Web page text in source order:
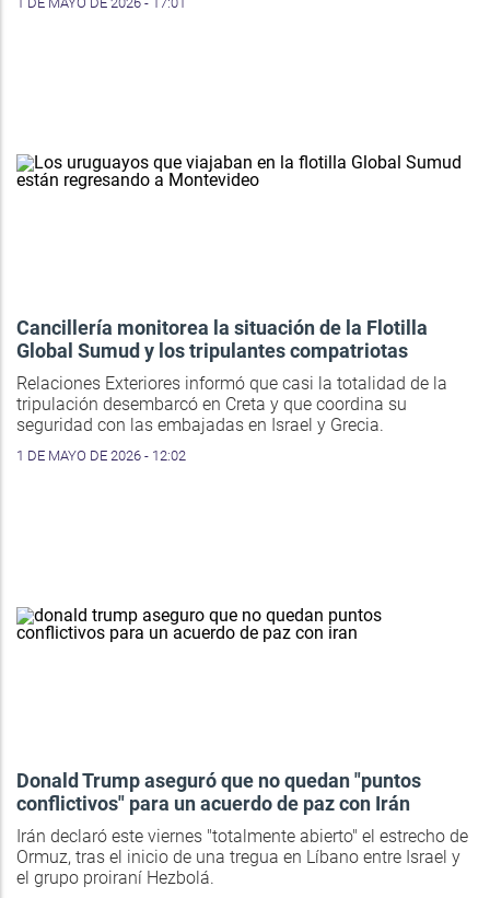
Cancillería monitorea la situación de la Flotilla
Global Sumud y los tripulantes compatriotas
Relaciones Exteriores informó que casi la totalidad de la
tripulación desembarcó en Creta y que coordina su
seguridad con las embajadas en Israel y Grecia.
1 DE MAYO DE 2026 - 12:02
Donald Trump aseguró que no quedan "puntos
conflictivos" para un acuerdo de paz con Irán
Irán declaró este viernes "totalmente abierto" el estrecho de
Ormuz, tras el inicio de una tregua en Líbano entre Israel y
el grupo proiraní Hezbolá.